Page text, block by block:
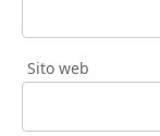
Sito web